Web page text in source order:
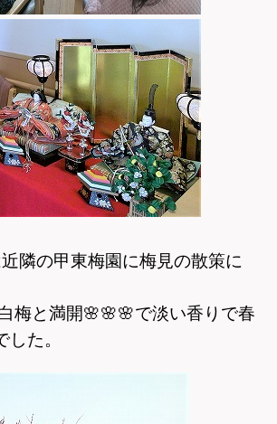
隣の甲東梅園に梅見の散策に
梅と満開🌸🌸🌸で淡い香りで春
た。